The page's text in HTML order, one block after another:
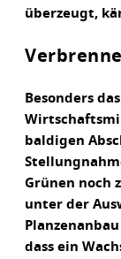
überzeugt,
Besonders
baldigen
Grünen noch
unter der
dass ein